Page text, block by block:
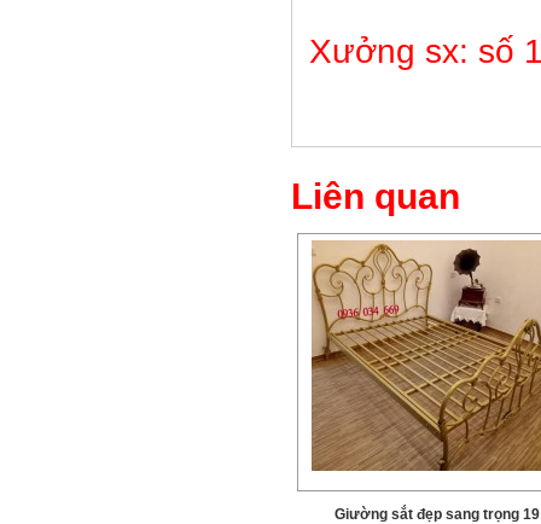
Xưởng sx: số
Liên quan
Giường sắt đẹp sang trọng 19